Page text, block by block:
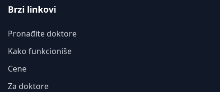
Brzi linkovi
Pronađite doktore
Kako funkcioniše
Cene
Za doktore